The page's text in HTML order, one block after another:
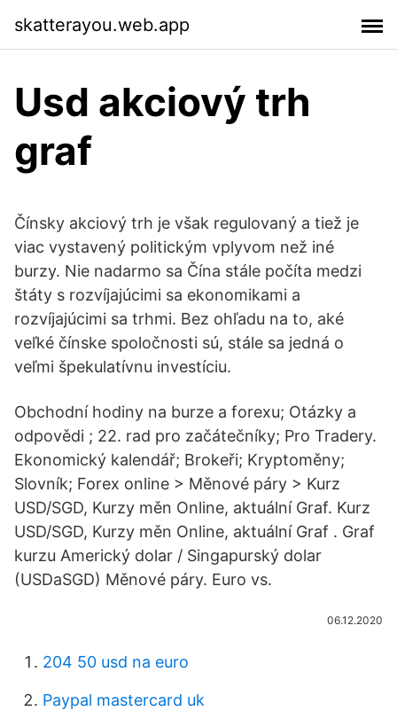
skatterayou.web.app
Usd akciový trh
graf
Čínsky akciový trh je však regulovaný a tiež je
viac vystavený politickým vplyvom než iné
burzy. Nie nadarmo sa Čína stále počíta medzi
štáty s rozvíjajúcimi sa ekonomikami a
rozvíjajúcimi sa trhmi. Bez ohľadu na to, aké
veľké čínske spoločnosti sú, stále sa jedná o
veľmi špekulatívnu investíciu.
Obchodní hodiny na burze a forexu; Otázky a
odpovědi ; 22. rad pro začátečníky; Pro Tradery.
Ekonomický kalendář; Brokeři; Kryptoměny;
Slovník; Forex online > Měnové páry > Kurz
USD/SGD, Kurzy měn Online, aktuální Graf. Kurz
USD/SGD, Kurzy měn Online, aktuální Graf . Graf
kurzu Americký dolar / Singapurský dolar
(USDaSGD) Měnové páry. Euro vs.
06.12.2020
204 50 usd na euro
Paypal mastercard uk